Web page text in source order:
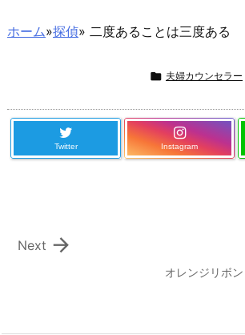
ホーム»探偵» 二度あることは三度ある
 夫婦カウンセラー
Twitter Instagram
オレンジリボン

Next